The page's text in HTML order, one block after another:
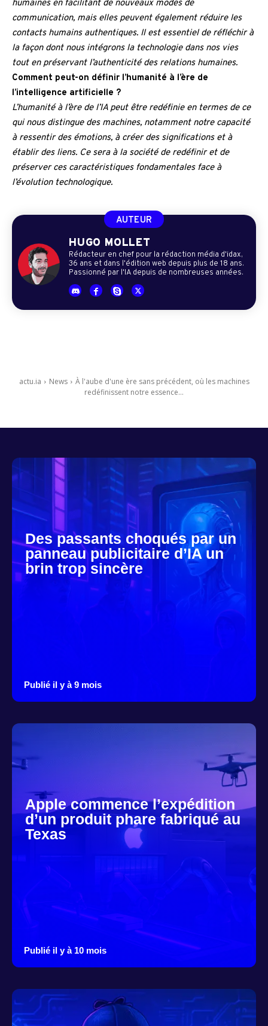
humaines en facilitant de nouveaux modes de
communication, mais elles peuvent également réduire les
contacts humains authentiques. Il est essentiel de réfléchir à
la façon dont nous intégrons la technologie dans nos vies
tout en préservant l’authenticité des relations humaines.
Comment peut-on définir l’humanité à l’ère de
l’intelligence artificielle ?
L’humanité à l’ère de l’IA peut être redéfinie en termes de ce
qui nous distingue des machines, notamment notre capacité
à ressentir des émotions, à créer des significations et à
établir des liens. Ce sera à la société de redéfinir et de
préserver ces caractéristiques fondamentales face à
l’évolution technologique.
AUTEUR
HUGO MOLLET
Rédacteur en chef pour la rédaction média d'idax,
36 ans et dans l'édition web depuis plus de 18 ans.
Passionné par l'IA depuis de nombreuses années.
actu.ia News
À l'aube d'une ère sans précédent, où les machines
redéfinissent notre essence...
Des passants choqués par un
panneau publicitaire d’IA un
brin trop sincère
Publié il y à 9 mois
Apple commence l’expédition
d’un produit phare fabriqué au
Texas
Publié il y à 10 mois